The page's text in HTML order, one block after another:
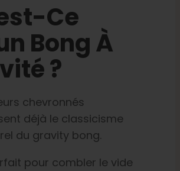
Ce
Bong À
?
chevronnés
déjà le classicisme
du gravity bong.
pour combler le vide